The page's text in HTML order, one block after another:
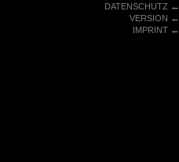
DATENSCHUTZ←
VERSION ←
IMPRINT←